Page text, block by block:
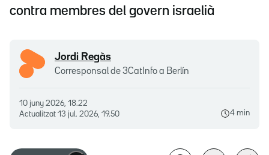
contra membres del govern israelià
Jordi Regàs
Corresponsal de 3CatInfo a Berlín
10 juny 2026, 18.22
Actualitzat 13 jul. 2026, 19.50 4 min